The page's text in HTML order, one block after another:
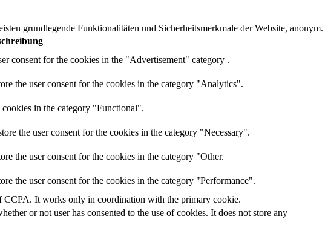
grundlegende Funktionalitäten und Sicherheitsmerkmale der Website, anonym.
consent for the cookies in the "Advertisement" category .
the user consent for the cookies in the category "Analytics".
in the category "Functional".
the user consent for the cookies in the category "Necessary".
the user consent for the cookies in the category "Other.
the user consent for the cookies in the category "Performance".
CCPA. It works only in coordination with the primary cookie.
or not user has consented to the use of cookies. It does not store any